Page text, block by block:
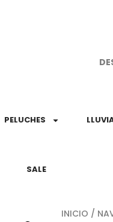
PELUCHES
SALE
INICIO /